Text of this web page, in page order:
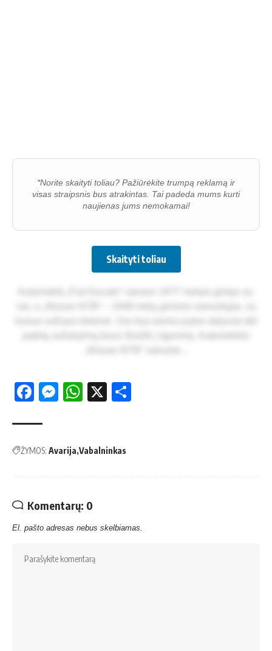
*Norite skaityti toliau? Pažiūrėkite trumpą reklamą ir
visas straipsnis bus atrakintas. Tai padeda mums kurti
naujienas jums nemokamai!
Skaityti toliau
Facebook
Messenger
WhatsApp
X
ŽYMOS: Avarija Vabalninkas
Komentarų: 0
El. pašto adresas nebus skelbiamas.